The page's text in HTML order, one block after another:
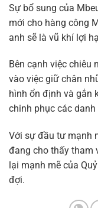
Sự bổ sung của
mới cho hàng công
anh sẽ là vũ khí lợi
Bên cạnh việc chiêu
vào việc giữ chân
hình ổn định và gắn
chinh phục các danh
Với sự đầu tư mạnh
đang cho thấy tham
lại mạnh mẽ của
đợi.